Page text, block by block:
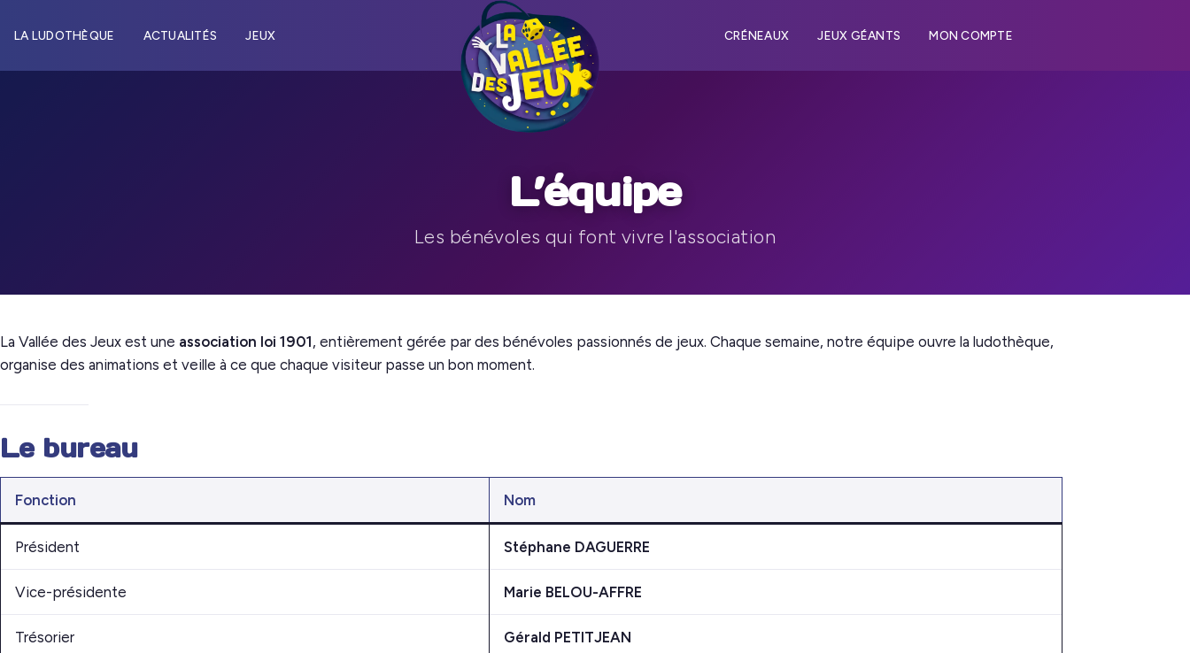
LA LUDOTHÈQUE ACTUALITÉS JEUX CRÉNEAUX JEUX GÉANTS MON COMPTE
L’équipe
Les bénévoles qui font vivre l'association
La Vallée des Jeux est une association loi 1901, entièrement gérée par des bénévoles passionnés de jeux. Chaque semaine, notre équipe ouvre la ludothèque,
organise des animations et veille à ce que chaque visiteur passe un bon moment.
Le bureau
Fonction Nom
Président Stéphane DAGUERRE
Vice-présidente Marie BELOU-AFFRE
Trésorier Gérald PETITJEAN